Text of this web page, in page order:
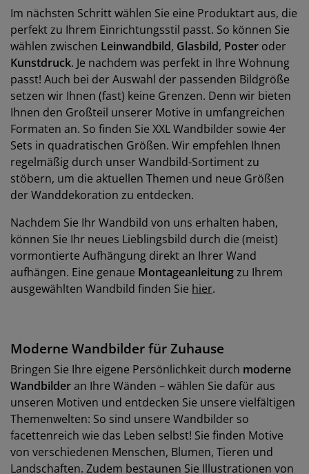
Im nächsten Schritt wählen Sie eine Produktart aus, die
perfekt zu Ihrem Einrichtungsstil passt. So können Sie
wählen zwischen Leinwandbild, Glasbild, Poster oder
Kunstdruck. Je nachdem was perfekt in Ihre Wohnung
passt! Auch bei der Auswahl der passenden Bildgröße
setzen wir Ihnen (fast) keine Grenzen. Denn wir bieten
Ihnen den Großteil unserer Motive in umfangreichen
Formaten an. So finden Sie XXL Wandbilder sowie 4er
Sets in quadratischen Größen. Wir empfehlen Ihnen
regelmäßig durch unser Wandbild-Sortiment zu
stöbern, um die aktuellen Themen und neue Größen
der Wanddekoration zu entdecken.
Nachdem Sie Ihr Wandbild von uns erhalten haben,
können Sie Ihr neues Lieblingsbild durch die (meist)
vormontierte Aufhängung direkt an Ihrer Wand
aufhängen. Eine genaue Montageanleitungzu Ihrem
ausgewählten Wandbild finden Sie hier.
Moderne Wandbilder für Zuhause
Bringen Sie Ihre eigene Persönlichkeit durch moderne
Wandbilderan Ihre Wänden – wählen Sie dafür aus
unseren Motiven und entdecken Sie unsere vielfältigen
Themenwelten: So sind unsere Wandbilder so
facettenreich wie das Leben selbst! Sie finden Motive
von verschiedenen Menschen, Blumen, Tieren und
Landschaften. Zudem bestaunen Sie Illustrationen von